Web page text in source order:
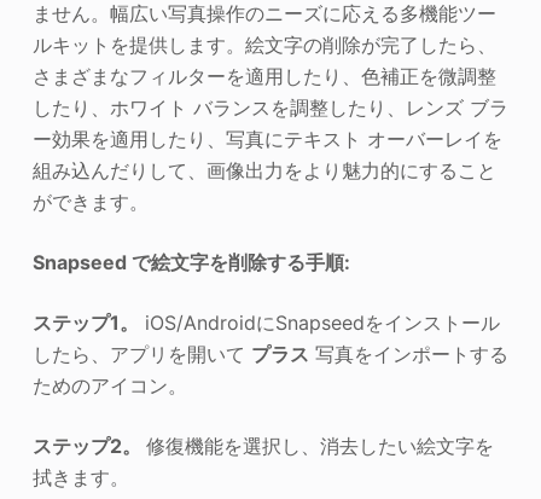
ません。幅広い写真操作のニーズに応える多機能ツー
ルキットを提供します。絵文字の削除が完了したら、
さまざまなフィルターを適用したり、色補正を微調整
したり、ホワイト バランスを調整したり、レンズ ブラ
ー効果を適用したり、写真にテキスト オーバーレイを
組み込んだりして、画像出力をより魅力的にすること
ができます。
Snapseed で絵文字を削除する手順:
ステップ1。
iOS/AndroidにSnapseedをインストール
したら、アプリを開いて プラス 写真をインポートする
ためのアイコン。
ステップ2。 修復機能を選択し、消去したい絵文字を
拭きます。